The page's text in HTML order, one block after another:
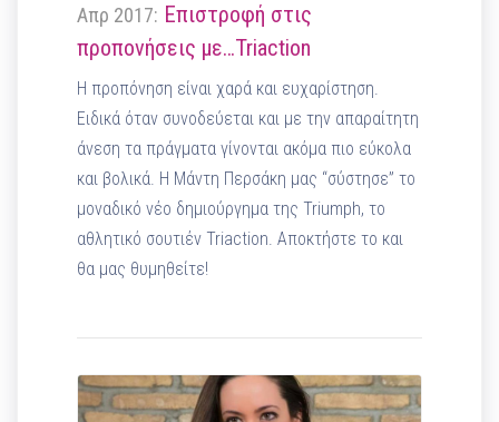
Απρ 2017: Επιστροφή στις
προπονήσεις με…Triaction
Η προπόνηση είναι χαρά και ευχαρίστηση.
Ειδικά όταν συνοδεύεται και με την απαραίτητη
άνεση τα πράγματα γίνονται ακόμα πιο εύκολα
και βολικά. Η Μάντη Περσάκη μας “σύστησε” το
μοναδικό νέο δημιούργημα της Triumph, το
αθλητικό σουτιέν Triaction. Αποκτήστε το και
θα μας θυμηθείτε!